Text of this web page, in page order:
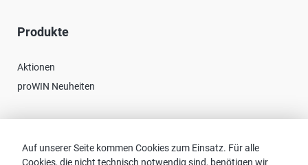
Auf unserer Seite kommen Cookies zum Einsatz. Für alle
Produkte
Aktionen
proWIN Neuheiten